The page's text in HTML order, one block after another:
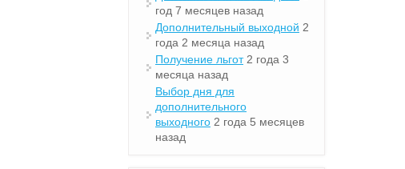
год 7 месяцев назад
Дополнительный выходной 2
года 2 месяца назад
Получение льгот 2 года 3
месяца назад
Выбор дня для
дополнительного
выходного 2 года 5 месяцев
назад